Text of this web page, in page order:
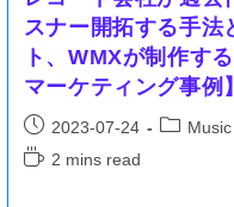
スナー開拓する手法
ト、WMXが制作す
マーケティング事例】
2023-07-24
2 mins read